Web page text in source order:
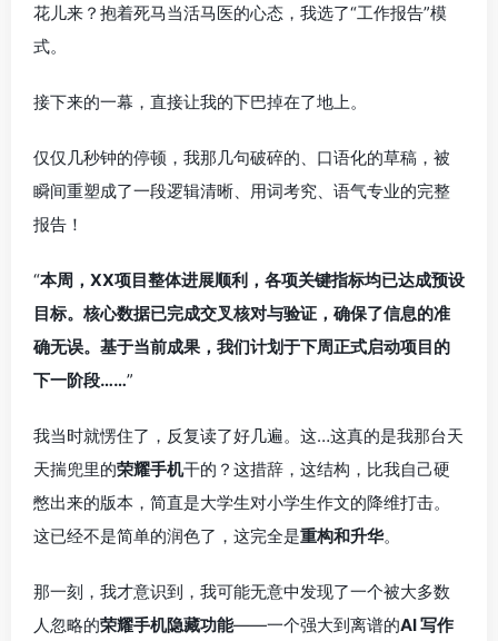
花儿来？抱着死马当活马医的心态，我选了“工作报告”模
式。
接下来的一幕，直接让我的下巴掉在了地上。
仅仅几秒钟的停顿，我那几句破碎的、口语化的草稿，被
瞬间重塑成了一段逻辑清晰、用词考究、语气专业的完整
报告！
“本周，XX项目整体进展顺利，各项关键指标均已达成预设
目标。核心数据已完成交叉核对与验证，确保了信息的准
确无误。基于当前成果，我们计划于下周正式启动项目的
下一阶段……”
我当时就愣住了，反复读了好几遍。这…这真的是我那台天
天揣兜里的荣耀手机干的？这措辞，这结构，比我自己硬
憋出来的版本，简直是大学生对小学生作文的降维打击。
这已经不是简单的润色了，这完全是重构和升华。
那一刻，我才意识到，我可能无意中发现了一个被大多数
人忽略的荣耀手机隐藏功能——一个强大到离谱的AI 写作